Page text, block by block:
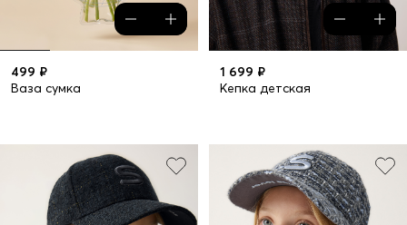
499 ₽
Ваза сумка
1 699 ₽
Кепка детская